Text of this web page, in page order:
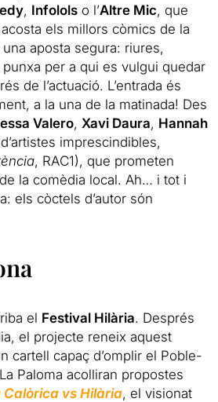
, Infololso l’Altre Mic, que
els millors còmics de la
aposta segura: riures,
per a qui es vulgui quedar
de l’actuació. L’entrada és
a la una de la matinada! Des
Valero, Xavi Daura, Hannah
imprescindibles,
, RAC1), que prometen
la comèdia local. Ah… i tot i
els còctels d’autor són
el Festival Hilària. Després
el projecte reneix aquest
cartell capaç d’omplir el Poble-
Paloma acolliran propostes
Calòrica vs Hilària, el visionat